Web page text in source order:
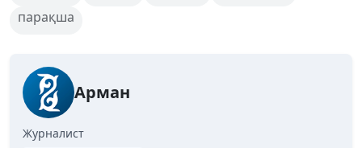
парақша
Арман
Журналист